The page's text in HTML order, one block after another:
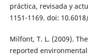
práctica, revisada y
1151-1169. doi:
Milfont, T. L. (2009).
reported